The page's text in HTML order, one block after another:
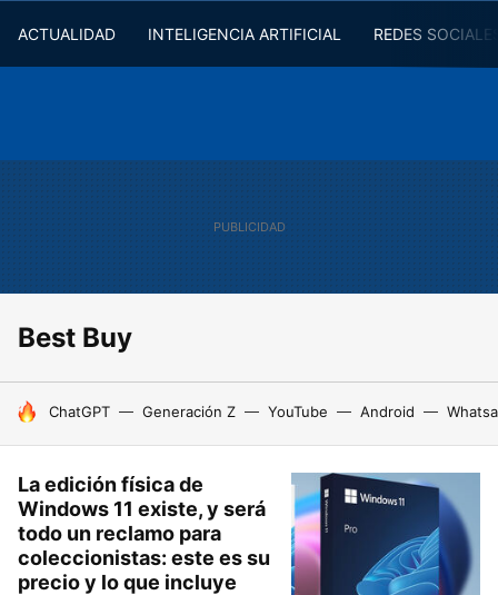
ACTUALIDAD INTELIGENCIA ARTIFICIAL REDES
Best Buy
HOY SE HABLA DE
ChatGPT Generación Z YouTube Android
La edición física de
Windows 11 existe, y será
todo un reclamo para
coleccionistas: este es su
precio y lo que incluye